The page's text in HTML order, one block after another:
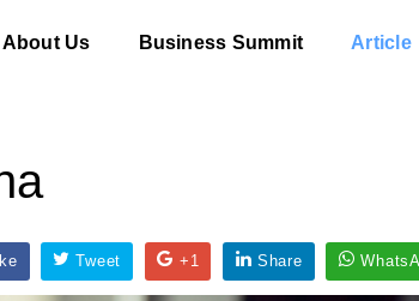
About Us Business Summit Article
Tweet +1 Share